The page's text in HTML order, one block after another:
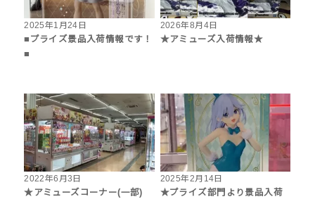
2025年1月24日
■プライズ景品入荷情報です！
■
2026年8月4日
★アミューズ入荷情報★
2022年6月3日
★アミューズコーナー(一部)
2025年2月14日
★プライズ部門より景品入荷